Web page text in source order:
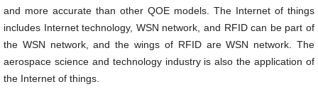
and more accurate than other QOE models. The Internet of things
includes Internet technology, WSN network, and RFID can be part of
the WSN network, and the wings of RFID are WSN network. The
aerospace science and technology industry is also the application of
the Internet of things.